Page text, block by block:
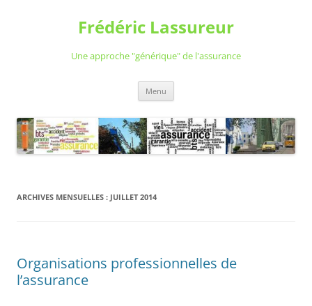
Frédéric Lassureur
Une approche "générique" de l'assurance
Menu
ARCHIVES MENSUELLES : JUILLET 2014
Organisations professionnelles de
l’assurance